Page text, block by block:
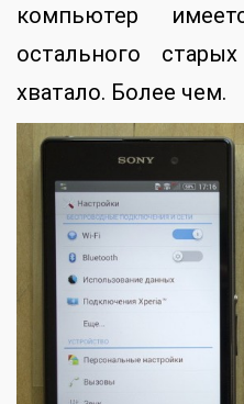
компьютер
остального
хватало. Более чем.